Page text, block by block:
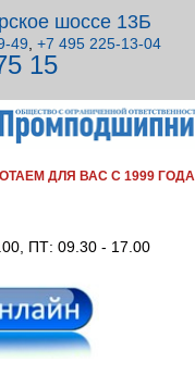
шоссе 13Б
49 +7 495 225-13-04
15
ДЛЯ ВАС С 1999 ГОДА
ПТ: 09.30 - 17.00